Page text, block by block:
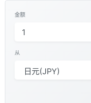
金额
从